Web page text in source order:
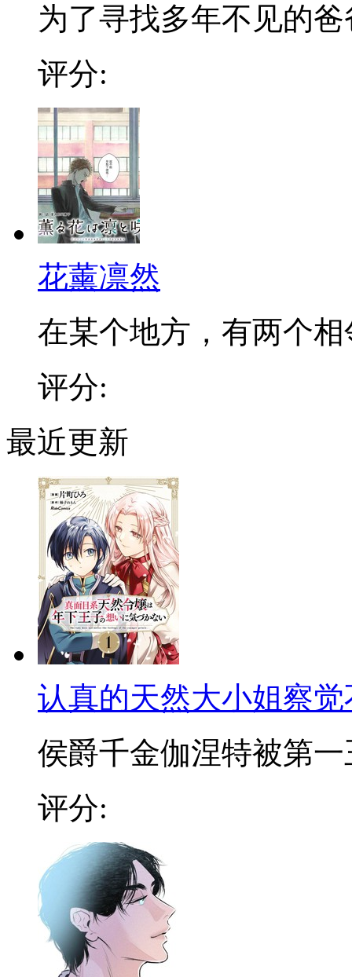
为了寻找多年不见的爸
评分:
花薰凛然
在某个地方，有两个相
评分:
最近更新
认真的天然大小姐察
侯爵千金伽涅特被第一
评分: